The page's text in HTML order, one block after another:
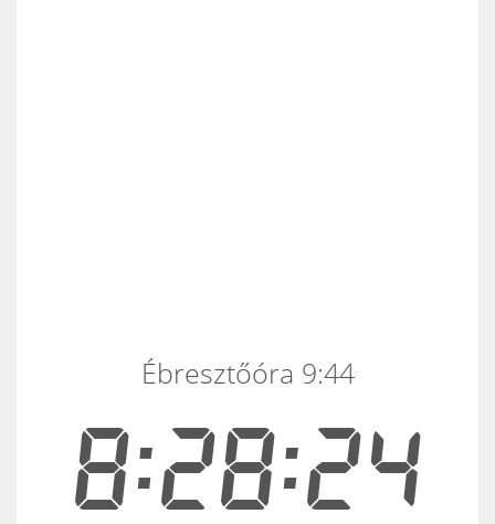
8:28:24
Ébresztőóra 9:44